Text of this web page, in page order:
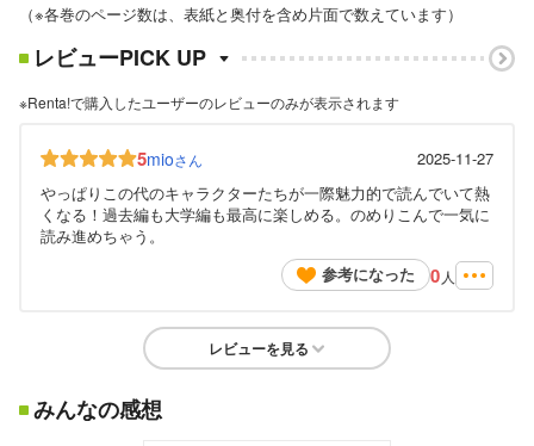
（※各巻のページ数は、表紙と奥付を含め片面で数えています）
レビューPICK UP
※Renta!で購入したユーザーのレビューのみが表示されます
5mioさん
2025-11-27
やっぱりこの代のキャラクターたちが一際魅力的で読んでいて熱
くなる！過去編も大学編も最高に楽しめる。のめりこんで一気に
読み進めちゃう。
参考になった
0 人
レビューを見る
みんなの感想